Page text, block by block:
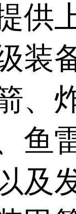
供
装
、
鱼
及